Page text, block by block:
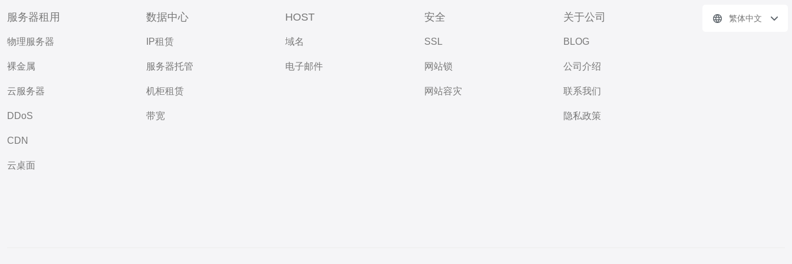
服务器租用
物理服务器
裸金属
云服务器
DDoS
CDN
云桌面
数据中心
IP租赁
服务器托管
机柜租赁
带宽
HOST
域名
电子邮件
安全
SSL
网站锁
网站容灾
关于公司
BLOG
公司介绍
联系我们
隐私政策
繁体中文